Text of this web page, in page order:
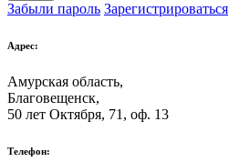
Забыли пароль Зарегистрироваться
Адрес:
Амурская область,
Благовещенск,
50 лет Октября, 71, оф. 13
Телефон: